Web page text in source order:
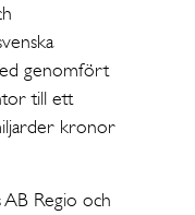
genomfört
till ett
kronor
AB Regio och